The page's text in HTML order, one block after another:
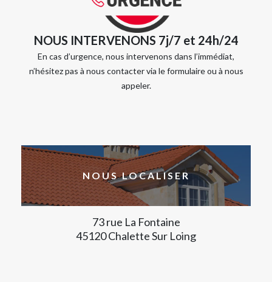
NOUS INTERVENONS 7j/7 et 24h/24
En cas d’urgence, nous intervenons dans l’immédiat,
n’hésitez pas à nous contacter via le formulaire ou à nous
appeler.
NOUS LOCALISER
73 rue La Fontaine
45120 Chalette Sur Loing